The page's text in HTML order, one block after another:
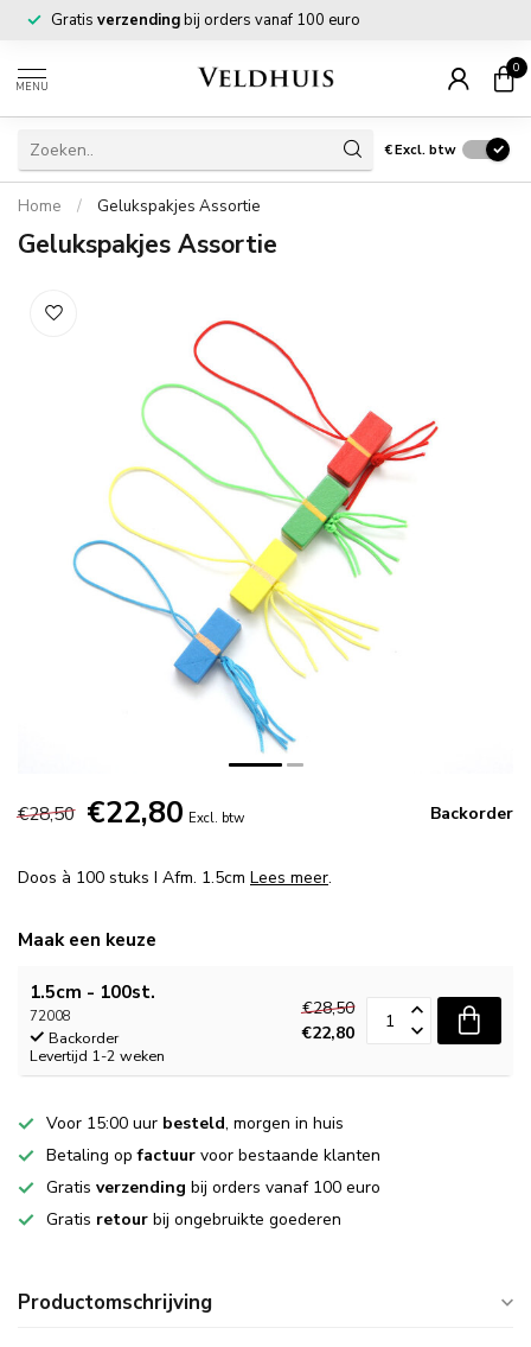
Gratis verzendingbij orders vanaf 100 euro
MENU
0
€Excl. btw
Home / Gelukspakjes Assortie
Gelukspakjes Assortie
€28,50 €22,80 Excl. btw Backorder
Doos à 100 stuks I Afm. 1.5cm Lees meer.
Maak een keuze
1.5cm - 100st.
72008
Backorder
Levertijd 1-2 weken
€28,50
€22,80
Voor 15:00 uur besteld, morgen in huis
Betaling opfactuur voor bestaande klanten
Gratis verzending bij orders vanaf 100 euro
Gratis retour bij ongebruikte goederen
Productomschrijving